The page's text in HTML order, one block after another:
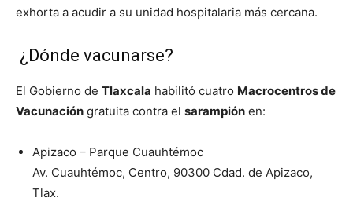
exhorta a acudir a su unidad hospitalaria más cercana.
¿Dónde vacunarse?
El Gobierno de Tlaxcala habilitó cuatro Macrocentros de
Vacunación gratuita contra el sarampión en:
Apizaco – Parque Cuauhtémoc
Av. Cuauhtémoc, Centro, 90300 Cdad. de Apizaco,
Tlax.